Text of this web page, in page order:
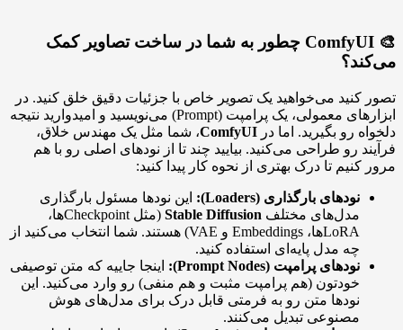
🎨 ComfyUI چطور به شما در ساخت تصاویر کمک
می‌کند؟
تصور کنید می‌خواهید یک تصویر خاص با جزئیات دقیق خلق کنید. در
ابزارهای معمولی، یک پرامپت (Prompt) می‌نویسید و امیدوارید نتیجه
دلخواه رو بگیرید. اما در ComfyUI، شما مثل یک مهندس خلاق،
فرآیند رو طراحی می‌کنید. بیایید چند تا از نودهای اصلی رو با هم
مرور کنیم تا درک بهتری از نحوه کار پیدا کنید:
نودهای بارگذاری (Loaders):
این نودها مسئول بارگذاری
مدل‌های مختلف Stable Diffusion
(مثل Checkpointها،
LoRAها، Embeddings و VAE) هستند. شما انتخاب می‌کنید از
چه مدل پایه‌ای استفاده کنید.
نودهای پرامپت (Prompt Nodes):
اینجا جاییه که متن توصیفی
خودتون (هم پرامپت مثبت و هم منفی) رو وارد می‌کنید. این
نودها متن رو به فرمتی قابل درک برای مدل‌های هوش
مصنوعی تبدیل می‌کنند.